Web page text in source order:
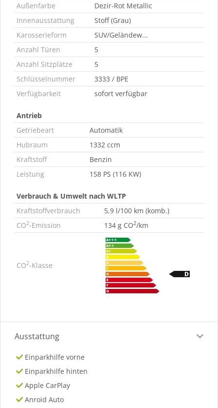
Außenfarbe
Dezir-Rot Metallic
Innenausstattung
Stoff (Grau)
Karosserieform
SUV/Geländew...
Anzahl Türen
5
Anzahl Sitzplätze
5
Schlüsselnummer
3333 / BPE
Verfügbarkeit
sofort verfügbar
Antrieb
Getriebeart
Automatik
Hubraum
1332 ccm
Kraftstoff
Benzin
Leistung
158 PS (116 KW)
Verbrauch & Umwelt nach WLTP
Kraftstoffverbrauch
5,9 l/100 km (komb.)
CO2-Emission 134 g CO2/km
CO2-Klasse
Ausstattung
Einparkhilfe vorne
Einparkhilfe hinten
Apple CarPlay
Anroid Auto